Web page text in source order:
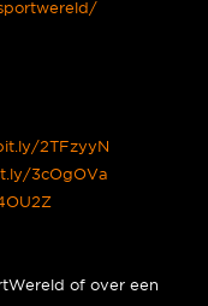
2TFzyyN
3cOgOVa
of over een